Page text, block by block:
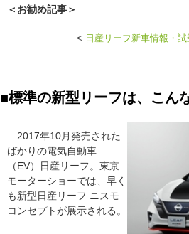
＜お勧め記事＞
< 日産リーフ新車情報・
■標準の新型リーフは、こん
2017年10月発売された
ばかりの電気自動車
（EV）日産リーフ。東京
モーターショーでは、早く
も新型日産リーフ ニスモ
コンセプトが展示される。